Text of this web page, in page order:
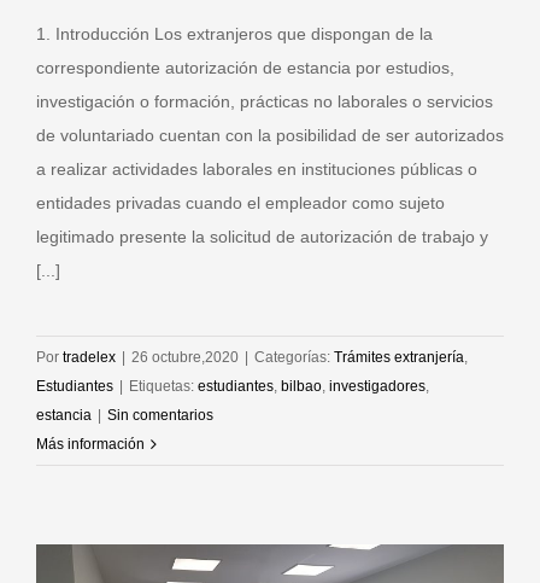
1. Introducción Los extranjeros que dispongan de la
correspondiente autorización de estancia por estudios,
investigación o formación, prácticas no laborales o servicios
de voluntariado cuentan con la posibilidad de ser autorizados
a realizar actividades laborales en instituciones públicas o
entidades privadas cuando el empleador como sujeto
legitimado presente la solicitud de autorización de trabajo y
[...]
Por tradelex 26 octubre,2020 Categorías: Trámites extranjería,
Estudiantes
Etiquetas: estudiantes, bilbao, investigadores,
estancia
Sin comentarios
Más información